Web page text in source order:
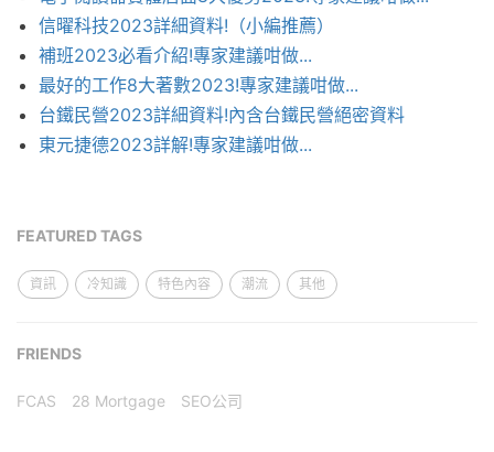
信曜科技2023詳細資料!（小編推薦）
補班2023必看介紹!專家建議咁做...
最好的工作8大著數2023!專家建議咁做...
台鐵民營2023詳細資料!內含台鐵民營絕密資料
東元捷德2023詳解!專家建議咁做...
FEATURED TAGS
資訊 冷知識 特色內容 潮流 其他
FRIENDS
FCAS 28 Mortgage SEO公司